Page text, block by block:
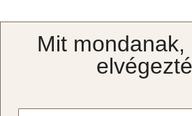
Mit mondanak,